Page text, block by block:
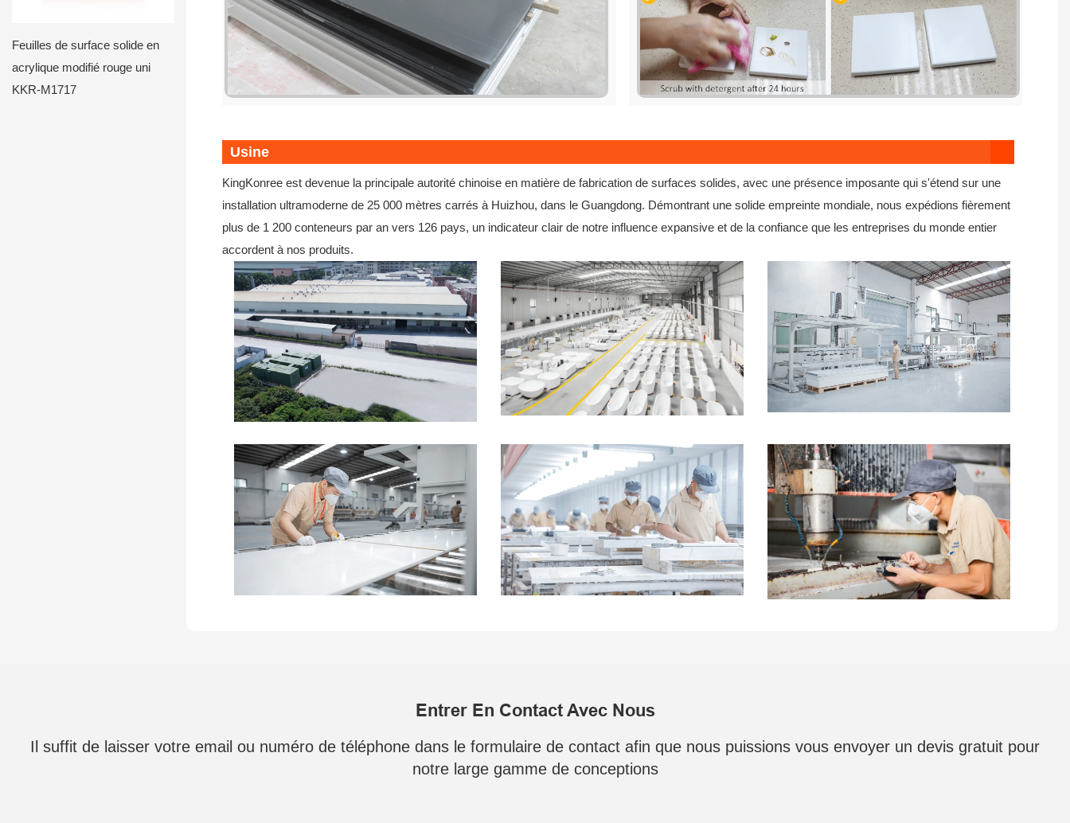
Feuilles de surface solide en
acrylique modifié rouge uni
KKR-M1717
Usine
KingKonree est devenue la principale autorité chinoise en matière de fabrication de surfaces solides, avec une présence imposante qui s'étend sur une
installation ultramoderne de 25 000 mètres carrés à Huizhou, dans le Guangdong. Démontrant une solide empreinte mondiale, nous expédions fièrement
plus de 1 200 conteneurs par an vers 126 pays, un indicateur clair de notre influence expansive et de la confiance que les entreprises du monde entier
accordent à nos produits.
Entrer En Contact Avec Nous
Il suffit de laisser votre email ou numéro de téléphone dans le formulaire de contact afin que nous puissions vous envoyer un devis gratuit pour
notre large gamme de conceptions